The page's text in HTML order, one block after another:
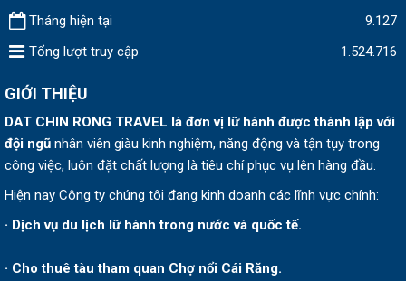
Tháng hiện tại
9.127
Tổng lượt truy cập
1.524.716
GIỚI THIỆU
DAT CHIN RONG TRAVEL là đơn vị lữ hành được thành lập với
đội ngũ nhân viên giàu kinh nghiệm, năng động và tận tụy trong
công việc, luôn đặt chất lượng là tiêu chí phục vụ lên hàng đầu.
Hiện nay Công ty chúng tôi đang kinh doanh các lĩnh vực chính:
· Dịch vụ du lịch lữ hành trong nước và quốc tế.
· Cho thuê tàu tham quan Chợ nổi Cái Răng.